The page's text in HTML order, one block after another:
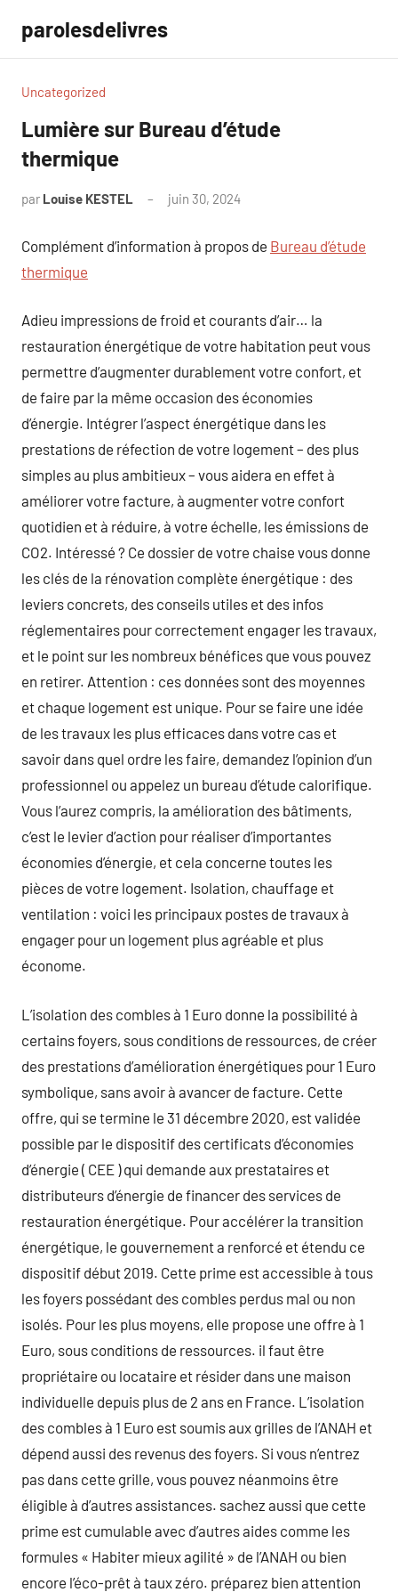
contenu
parolesdelivres
Uncategorized
Lumière sur Bureau d’étude
thermique
par Louise KESTEL juin 30, 2024
Complément d’information à propos de Bureau d’étude
thermique
Adieu impressions de froid et courants d’air… la
restauration énergétique de votre habitation peut vous
permettre d’augmenter durablement votre confort, et
de faire par la même occasion des économies
d’énergie. Intégrer l’aspect énergétique dans les
prestations de réfection de votre logement – des plus
simples au plus ambitieux – vous aidera en effet à
améliorer votre facture, à augmenter votre confort
quotidien et à réduire, à votre échelle, les émissions de
CO2. Intéressé ? Ce dossier de votre chaise vous donne
les clés de la rénovation complète énergétique : des
leviers concrets, des conseils utiles et des infos
réglementaires pour correctement engager les travaux,
et le point sur les nombreux bénéfices que vous pouvez
en retirer. Attention : ces données sont des moyennes
et chaque logement est unique. Pour se faire une idée
de les travaux les plus efficaces dans votre cas et
savoir dans quel ordre les faire, demandez l’opinion d’un
professionnel ou appelez un bureau d’étude calorifique.
Vous l’aurez compris, la amélioration des bâtiments,
c’est le levier d’action pour réaliser d’importantes
économies d’énergie, et cela concerne toutes les
pièces de votre logement. Isolation, chauffage et
ventilation : voici les principaux postes de travaux à
engager pour un logement plus agréable et plus
économe.
L’isolation des combles à 1 Euro donne la possibilité à
certains foyers, sous conditions de ressources, de créer
des prestations d’amélioration énergétiques pour 1 Euro
symbolique, sans avoir à avancer de facture. Cette
offre, qui se termine le 31 décembre 2020, est validée
possible par le dispositif des certificats d’économies
d’énergie ( CEE ) qui demande aux prestataires et
distributeurs d’énergie de financer des services de
restauration énergétique. Pour accélérer la transition
énergétique, le gouvernement a renforcé et étendu ce
dispositif début 2019. Cette prime est accessible à tous
les foyers possédant des combles perdus mal ou non
isolés. Pour les plus moyens, elle propose une offre à 1
Euro, sous conditions de ressources. il faut être
propriétaire ou locataire et résider dans une maison
individuelle depuis plus de 2 ans en France. L’isolation
des combles à 1 Euro est soumis aux grilles de l’ANAH et
dépend aussi des revenus des foyers. Si vous n’entrez
pas dans cette grille, vous pouvez néanmoins être
éligible à d’autres assistances. sachez aussi que cette
prime est cumulable avec d’autres aides comme les
formules « Habiter mieux agilité » de l’ANAH ou bien
encore l’éco-prêt à taux zéro. préparez bien attention